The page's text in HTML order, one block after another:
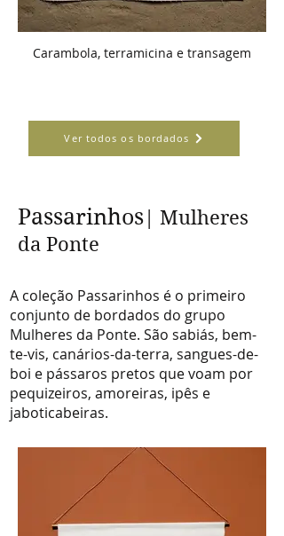
Carambola, terramicina e transagem
Ver todos os bordados
Passarinhos| Mulheres
da Ponte
A coleção Passarinhos é o primeiro
conjunto de bordados do grupo
Mulheres da Ponte. São sabiás, bem-
te-vis, canários-da-terra, sangues-de-
boi e pássaros pretos que voam por
pequizeiros, amoreiras, ipês e
jaboticabeiras.